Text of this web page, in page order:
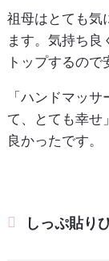
祖母はとても気
ます。気持ち良
トップするので
「ハンドマッ
て、とても幸せ
良かったです。
しっぷ貼り